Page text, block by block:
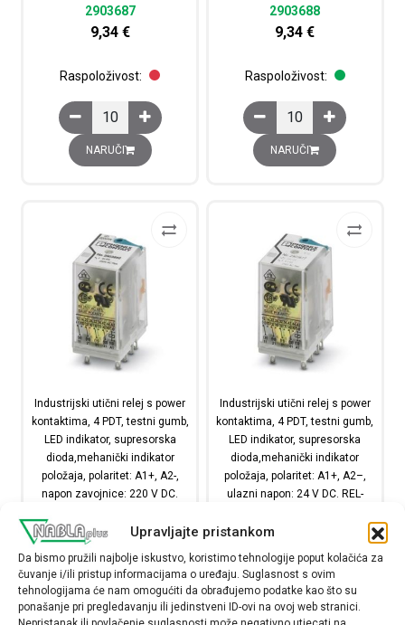
Upravljajte pristankom
Da bismo pružili najbolje iskustvo, koristimo tehnologije poput kolačića za
čuvanje i/ili pristup informacijama o uređaju. Suglasnost s ovim
tehnologijama će nam omogućiti da obrađujemo podatke kao što su
ponašanje pri pregledavanju ili jedinstveni ID-ovi na ovoj web stranici.
2903687
9,34 €
Raspoloživost:
Industrijski utični relej s power kontaktima, 4 PDT,
NARUČI
2903688
9,34€
Raspoloživost:
Industrijski utični
NARUČI
Industrijski utični relej s power
kontaktima, 4 PDT, testni gumb,
LED indikator, supresorska
dioda,mehanički indikator
položaja, polaritet: A1+, A2-,
napon zavojnice: 220 V DC.
2903682
11,51€
Raspoloživost:
Industrijski utični relej s power
kontaktima, 4 PDT, testni gumb,
LED indikator, supresorska
dioda,mehanički indikator
položaja, polaritet: A1+, A2–,
ulazni napon: 24 V DC. REL-
2903677
9,38€
Raspoloživost: